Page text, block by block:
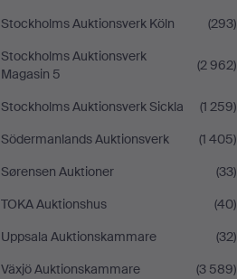
Stockholms Auktionsverk Köln
(293)
Stockholms Auktionsverk
Magasin 5
(2 962)
Stockholms Auktionsverk Sickla
(1 259)
Södermanlands Auktionsverk
(1 405)
Sørensen Auktioner
(33)
TOKA Auktionshus
(40)
Uppsala Auktionskammare
(32)
Växjö Auktionskammare
(3 589)